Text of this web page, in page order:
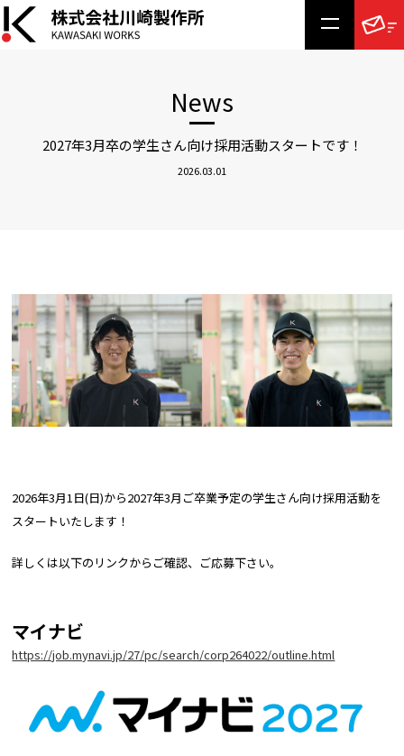
News
2027年3月卒の学生さん向け採用活動スタートです！
2026.03.01
2026年3月1日(日)から2027年3月ご卒業予定の学生さん向け採用活動を
スタートいたします！
詳しくは以下のリンクからご確認、ご応募下さい。
マイナビ
https://job.mynavi.jp/27/pc/search/corp264022/outline.html